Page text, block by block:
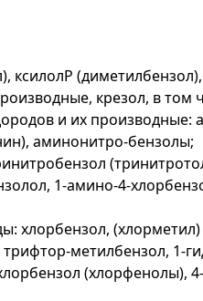
ксилолР
крезол, в том
и их производные:
аминонитро-бензолы;
1-амино-4-
хлорбензол,
метилбензол, 1-
(хлорфенолы),